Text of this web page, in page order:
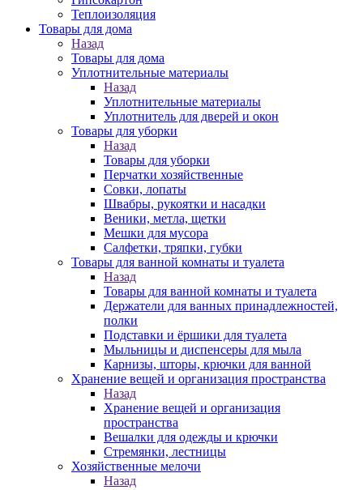
Теплоизоляция
Товары для дома
Назад
Товары для дома
Уплотнительные материалы
Назад
Уплотнительные материалы
Уплотнитель для дверей и окон
Товары для уборки
Назад
Товары для уборки
Перчатки хозяйственные
Совки, лопаты
Швабры, рукоятки и насадки
Веники, метла, щетки
Мешки для мусора
Салфетки, тряпки, губки
Товары для ванной комнаты и туалета
Назад
Товары для ванной комнаты и туалета
Держатели для ванных принадлежностей,
полки
Подставки и ёршики для туалета
Мыльницы и диспенсеры для мыла
Карнизы, шторы, крючки для ванной
Хранение вещей и организация пространства
Назад
Хранение вещей и организация
пространства
Вешалки для одежды и крючки
Стремянки, лестницы
Хозяйственные мелочи
Назад